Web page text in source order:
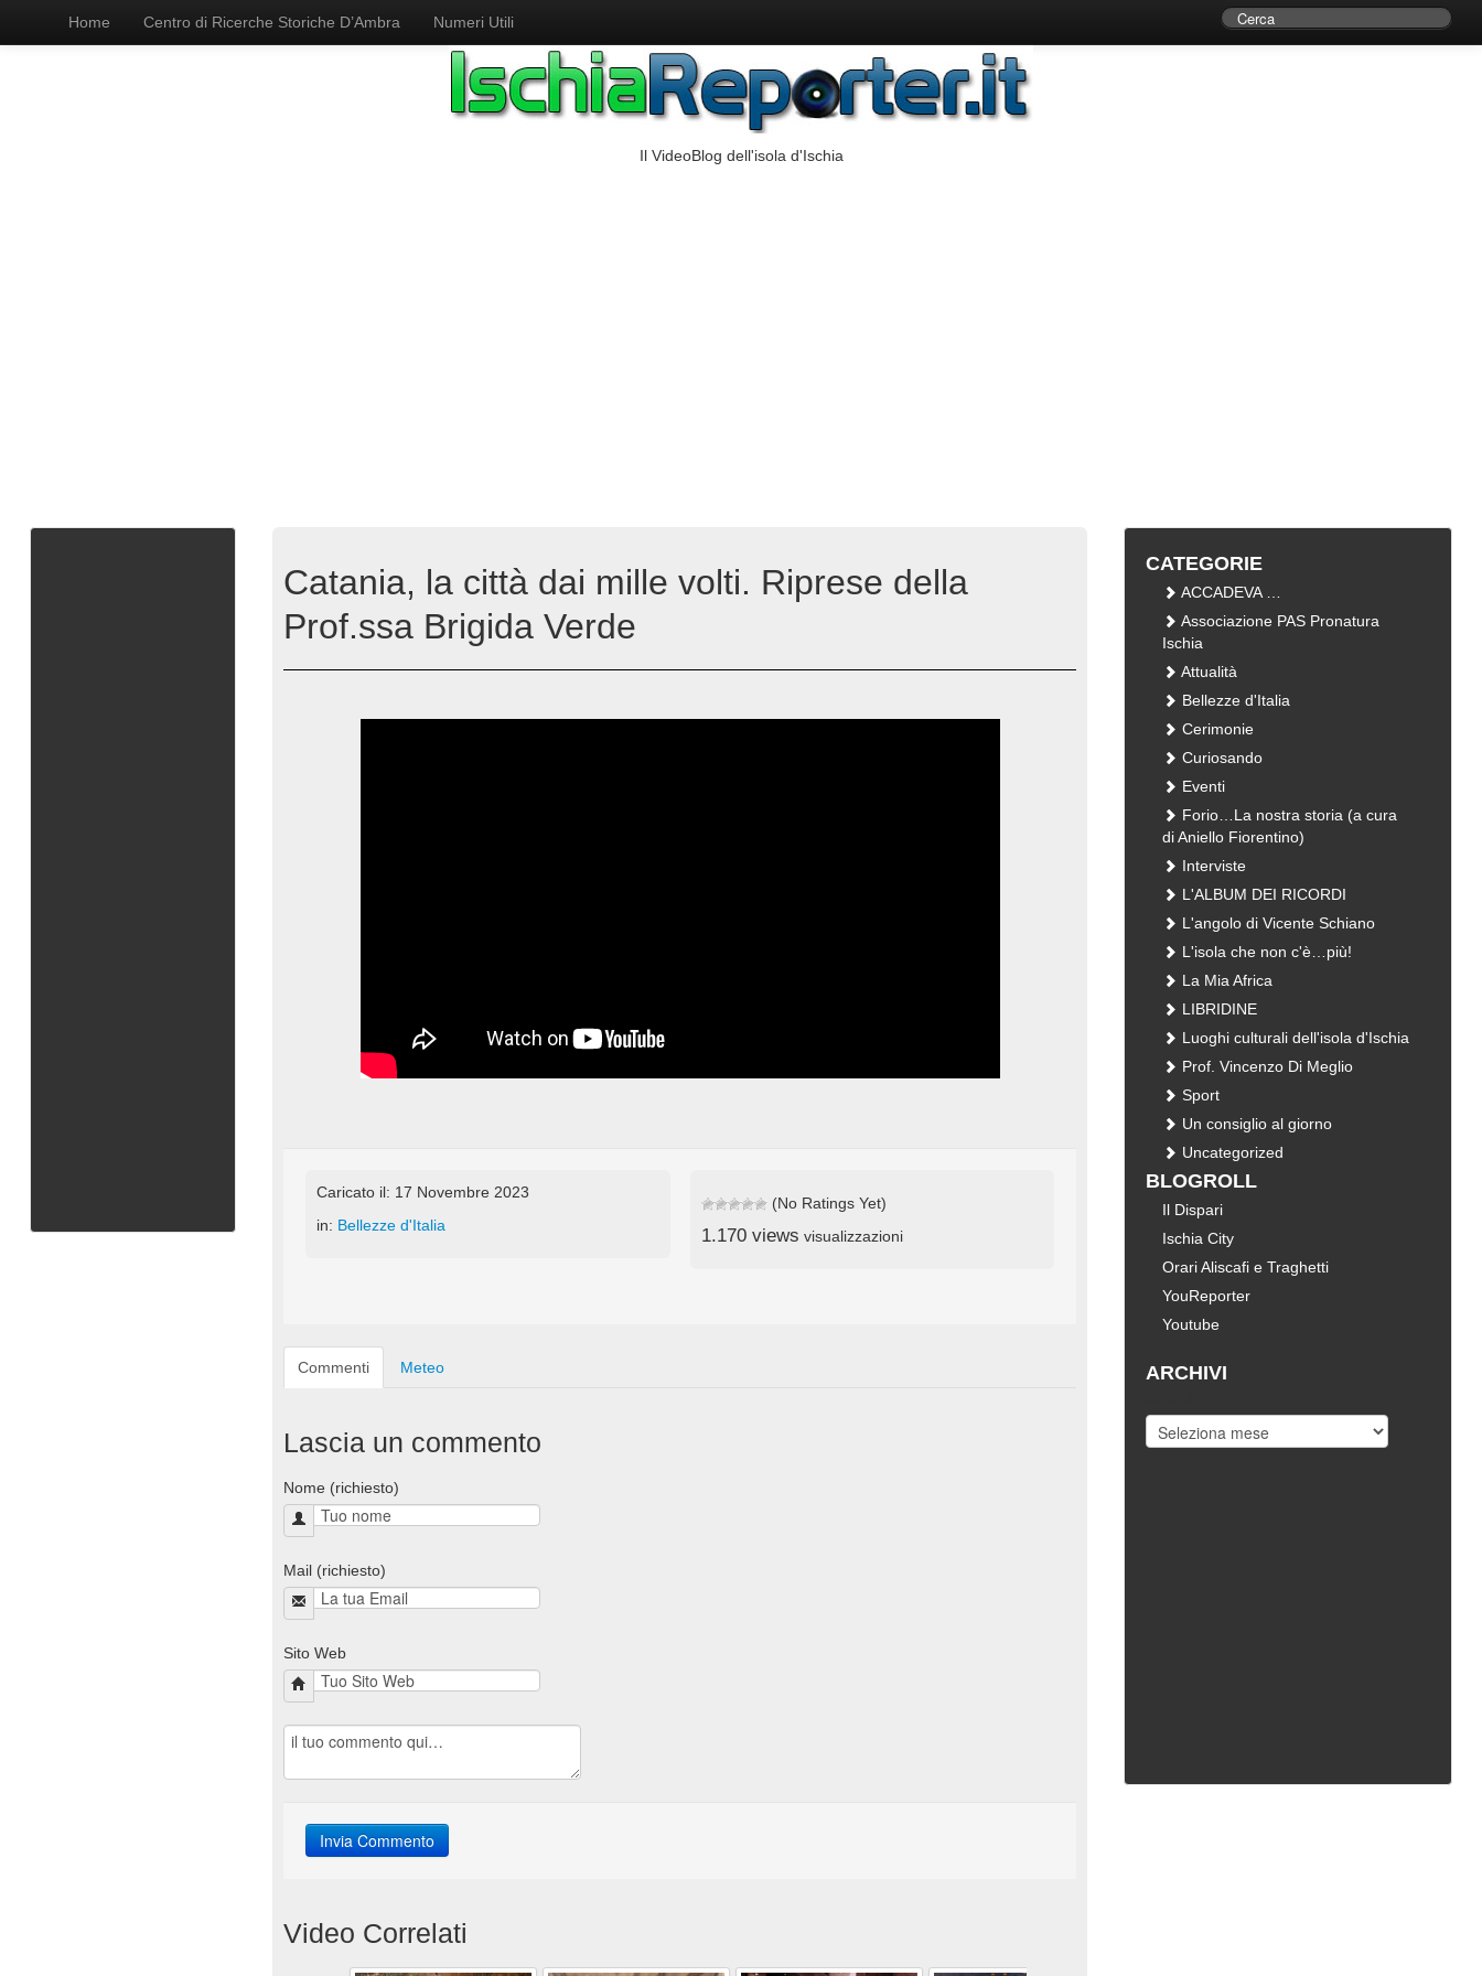
Home Centro di Ricerche Storiche D’Ambra Numeri Utili
Il VideoBlog dell'isola d'Ischia
Catania, la città dai mille volti. Riprese della
Prof.ssa Brigida Verde
Caricato il: 17 Novembre 2023
in: Bellezze d'Italia
(No Ratings Yet)
1.170 views visualizzazioni
Commenti Meteo
Lascia un commento
Nome (richiesto)
Mail (richiesto)
Sito Web
Video Correlati
CATEGORIE
ACCADEVA …
Associazione PAS Pronatura
Ischia
Attualità
Bellezze d'Italia
Cerimonie
Curiosando
Eventi
Forio…La nostra storia (a cura
di Aniello Fiorentino)
Interviste
L'ALBUM DEI RICORDI
L'angolo di Vicente Schiano
L'isola che non c'è…più!
La Mia Africa
LIBRIDINE
Luoghi culturali dell'isola d'Ischia
Prof. Vincenzo Di Meglio
Sport
Un consiglio al giorno
Uncategorized
BLOGROLL
Il Dispari
Ischia City
Orari Aliscafi e Traghetti
YouReporter
Youtube
ARCHIVI